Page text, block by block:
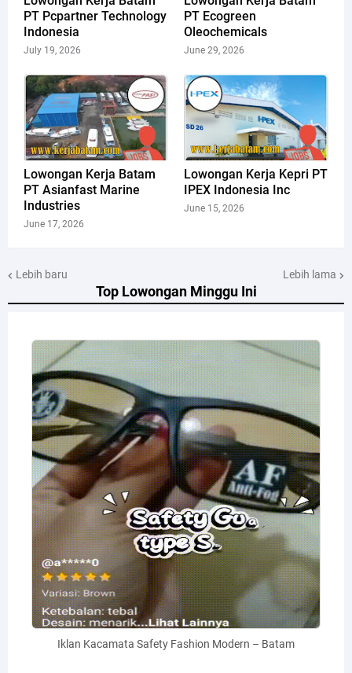
Top Lowongan Minggu Ini
Iklan Kacamata Safety Fashion Modern – Batam
PT Pcpartner Technology
Indonesia
July 19, 2026
PT Ecogreen
Oleochemicals
June 29, 2026
Lowongan Kerja Batam
PT Asianfast Marine
Industries
June 17, 2026
Lowongan Kerja Kepri PT
IPEX Indonesia Inc
June 15, 2026
Lebih baru Lebih lama